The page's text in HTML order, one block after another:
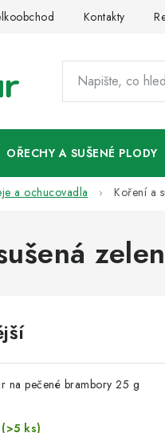
Kontakty
OŘECHY A SUŠENÉ PLODY
a ochucovadla Koření a
na pečené brambory 25 g
(>5 ks)